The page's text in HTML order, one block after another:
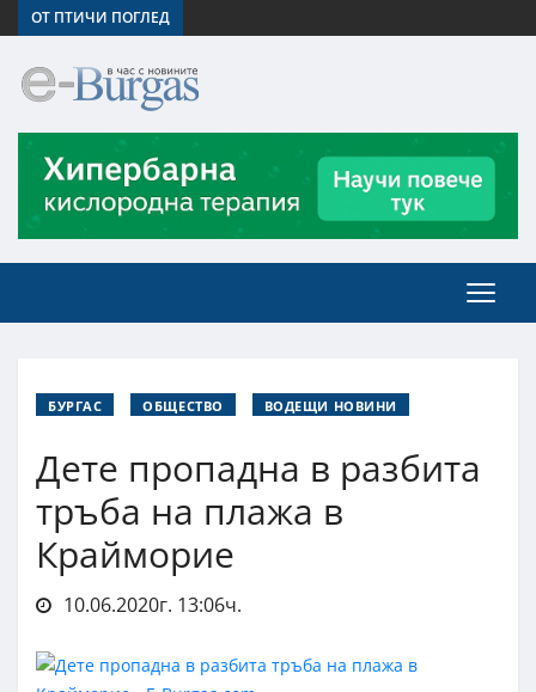
ОТ ПТИЧИ ПОГЛЕД
БУРГАС ОБЩЕСТВО ВОДЕЩИ НОВИНИ
Дете пропадна в разбита
тръба на плажа в
Крайморие
10.06.2020г. 13:06ч.